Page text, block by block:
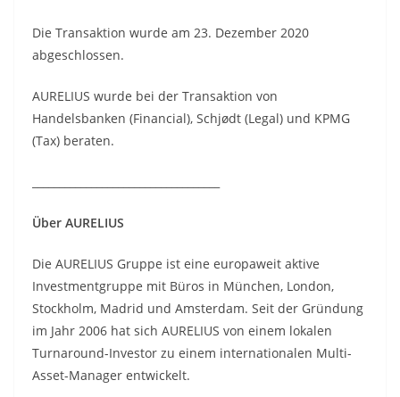
Die Transaktion wurde am 23. Dezember 2020
abgeschlossen.
AURELIUS wurde bei der Transaktion von
Handelsbanken (Financial), Schjødt (Legal) und KPMG
(Tax) beraten.
Über AURELIUS
Die AURELIUS Gruppe ist eine europaweit aktive
Investmentgruppe mit Büros in München, London,
Stockholm, Madrid und Amsterdam. Seit der Gründung
im Jahr 2006 hat sich AURELIUS von einem lokalen
Turnaround-Investor zu einem internationalen Multi-
Asset-Manager entwickelt.